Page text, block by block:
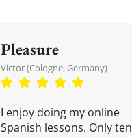
Pleasure
Victor (Cologne, Germany)
I enjoy doing my online
Spanish lessons. Only ten